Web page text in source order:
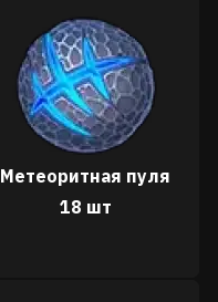
Метеоритная пуля
18 шт